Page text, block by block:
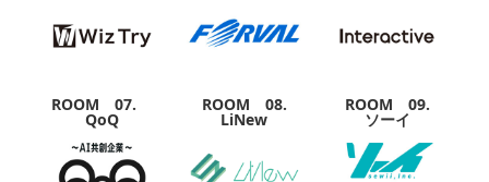
ROOM 07.
QoQ
ROOM 08.
LiNew
ROOM 09.
ソーイ